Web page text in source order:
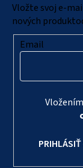
Vložte svoj e-
nových
Email